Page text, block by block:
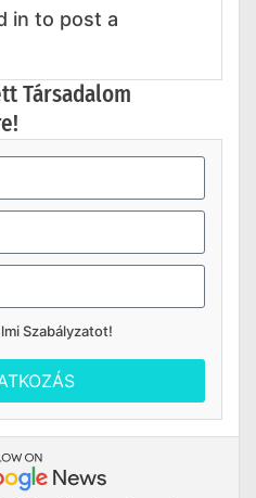
in to post a
Társadalom
Szabályzatot!